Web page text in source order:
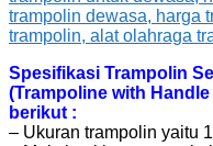
Spesifikasi Trampolin
(Trampoline with
berikut :
– Ukuran trampolin yaitu